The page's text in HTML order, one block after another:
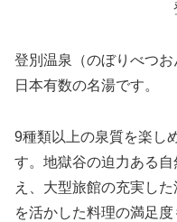
登別温泉（のぼりべつ
日本有数の名湯です。
9種類以上の泉質を楽し
す。地獄谷の迫力ある
え、大型旅館の充実し
を活かした料理の満足